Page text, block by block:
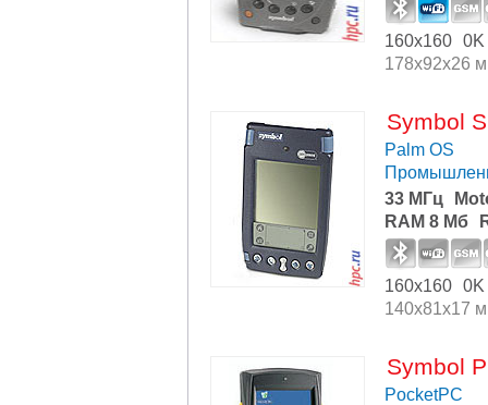
160x160 0K
178x92x26
Symbol
Palm OS
33 МГц
RAM 8 Мб
160x160 0K
140x81x17
Symbol
PocketPC